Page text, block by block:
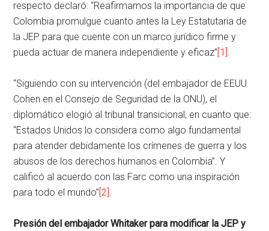
respecto declaró: “Reafirmamos la importancia de que
Colombia promulgue cuanto antes la Ley Estatutaria de
la JEP para que cuente con un marco jurídico firme y
pueda actuar de manera independiente y eficaz”[1].
“Siguiendo con su intervención (del embajador de EEUU
Cohen en el Consejo de Seguridad de la ONU), el
diplomático elogió al tribunal transicional, en cuanto que:
“Estados Unidos lo considera como algo fundamental
para atender debidamente los crímenes de guerra y los
abusos de los derechos humanos en Colombia”. Y
calificó al acuerdo con las Farc como una inspiración
para todo el mundo”[2].
Presión del embajador Whitaker para modificar la JEP y